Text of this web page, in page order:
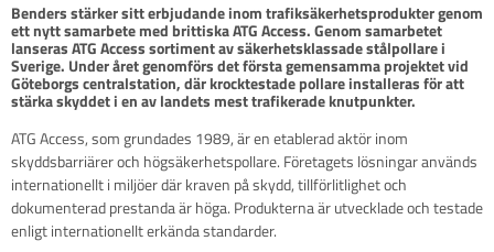
Benders stärker sitt erbjudande inom trafiksäkerhetsprodukter genom
ett nytt samarbete med brittiska ATG Access. Genom samarbetet
lanseras ATG Access sortiment av säkerhetsklassade stålpollare i
Sverige. Under året genomförs det första gemensamma projektet vid
Göteborgs centralstation, där krocktestade pollare installeras för att
stärka skyddet i en av landets mest trafikerade knutpunkter.
ATG Access, som grundades 1989, är en etablerad aktör inom
skyddsbarriärer och högsäkerhetspollare. Företagets lösningar används
internationellt i miljöer där kraven på skydd, tillförlitlighet och
dokumenterad prestanda är höga. Produkterna är utvecklade och testade
enligt internationellt erkända standarder.